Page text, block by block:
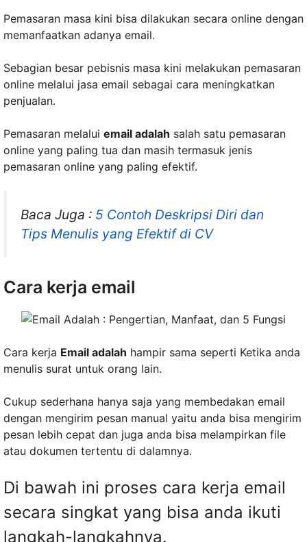
Pemasaran masa kini bisa dilakukan secara online dengan
memanfaatkan adanya email.
Sebagian besar pebisnis masa kini melakukan pemasaran
online melalui jasa email sebagai cara meningkatkan
penjualan.
Pemasaran melalui email adalah salah satu pemasaran
online yang paling tua dan masih termasuk jenis
pemasaran online yang paling efektif.
Baca Juga : 5 Contoh Deskripsi Diri dan
Tips Menulis yang Efektif di CV
Cara kerja email
Cara kerja Email adalah hampir sama seperti Ketika anda
menulis surat untuk orang lain.
Cukup sederhana hanya saja yang membedakan email
dengan mengirim pesan manual yaitu anda bisa mengirim
pesan lebih cepat dan juga anda bisa melampirkan file
atau dokumen tertentu di dalamnya.
Di bawah ini proses cara kerja email
secara singkat yang bisa anda ikuti
langkah-langkahnya.